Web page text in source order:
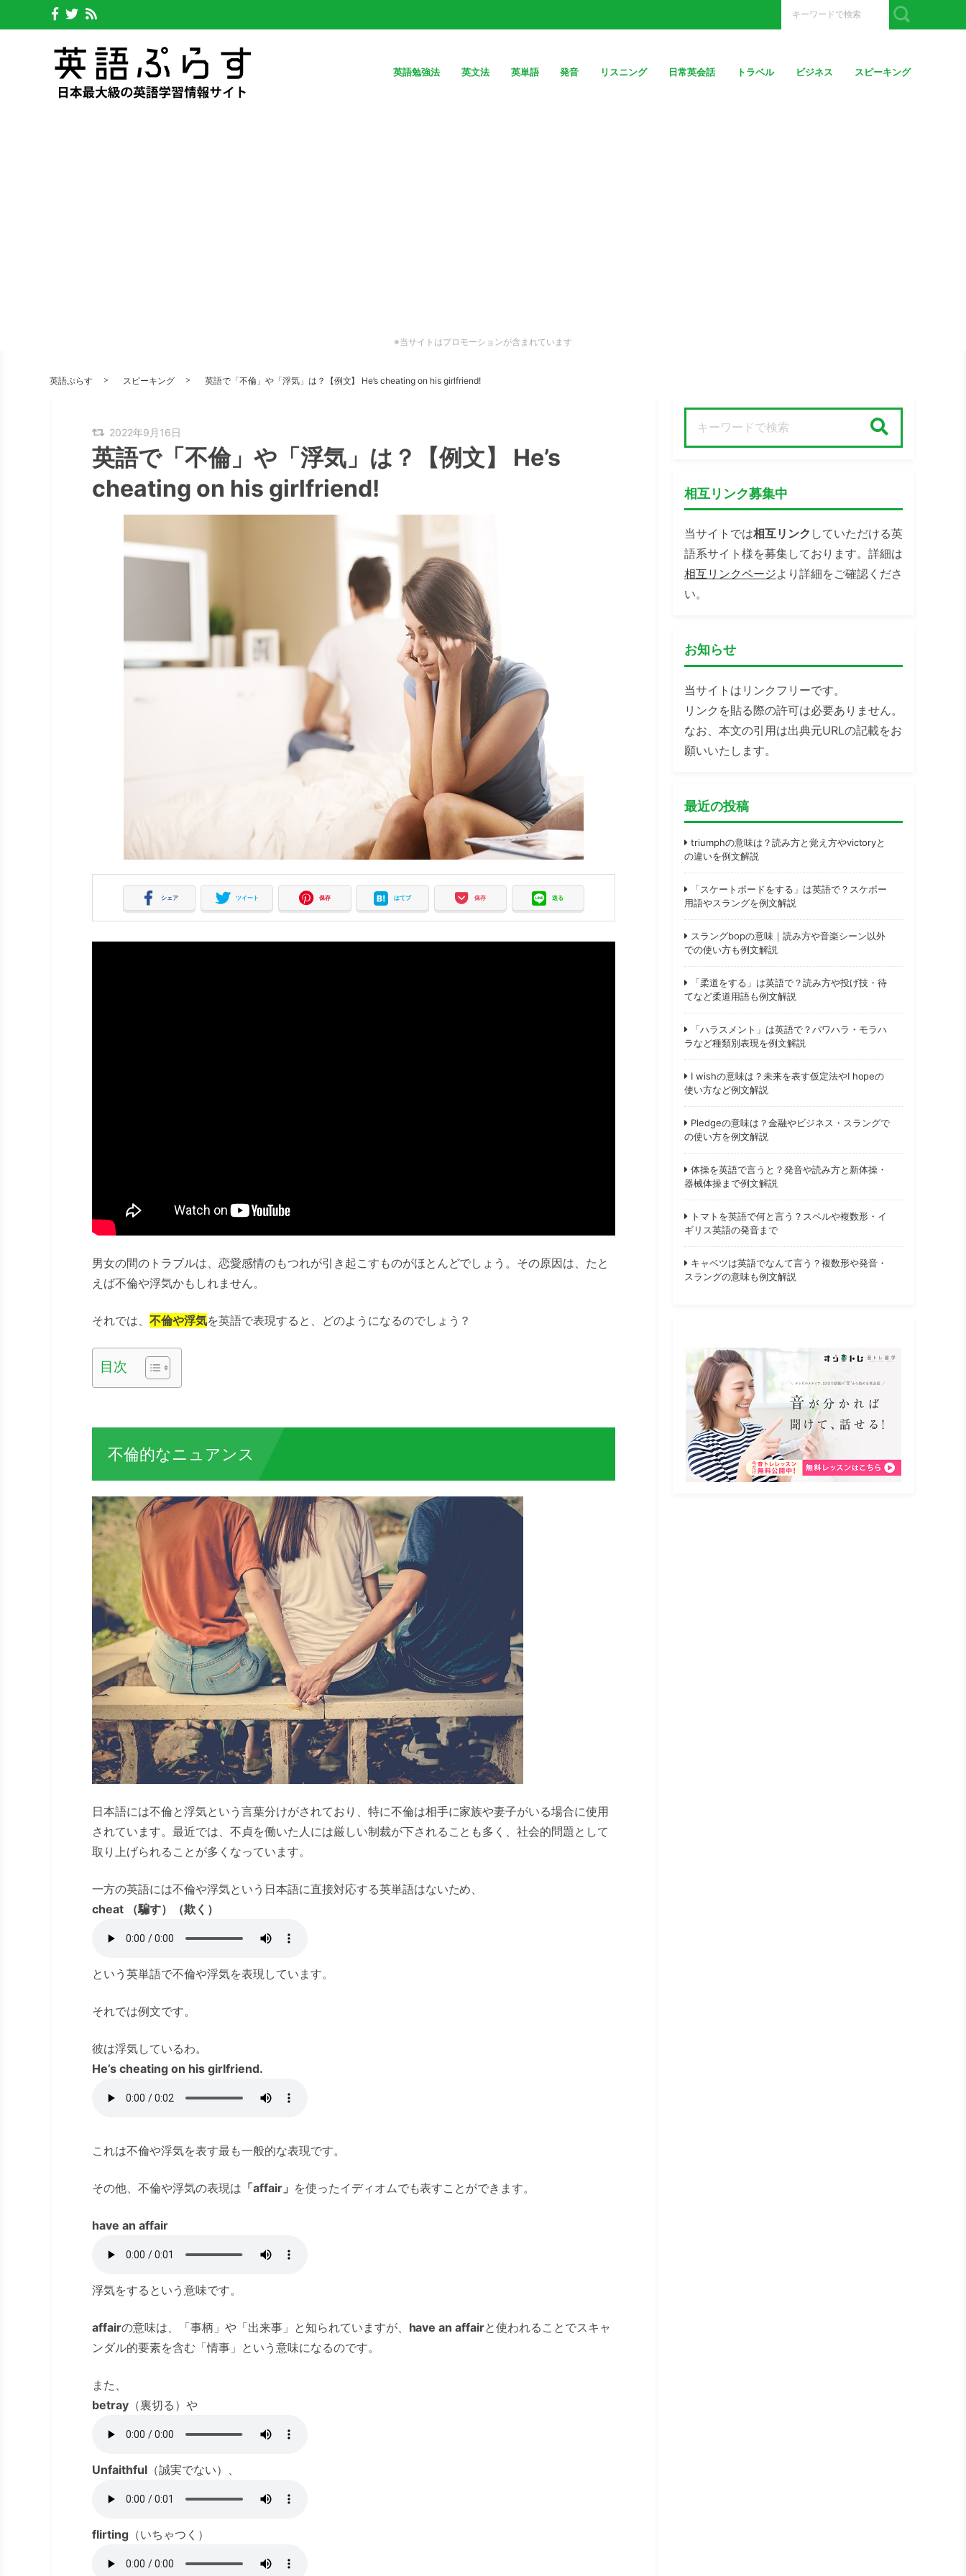
英語勉強法 英文法 英単語 発音 リスニング 日常英会話 トラベル ビジネス スピーキング
※当サイトはプロモーションが含まれています
英語ぷらす スピーキング 英語で「不倫」や「浮気」は？【例文】 He’s cheating on his girlfriend!
2022年9月16日
英語で「不倫」や「浮気」は？【例文】 He’s
cheating on his girlfriend!
シェア ツイート 保存 はてブ 保存 送る
男女の間のトラブルは、恋愛感情のもつれが引き起こすものがほとんどでしょう。その原因は、たと
えば不倫や浮気かもしれません。
それでは、 不倫や浮気を英語で表現すると、どのようになるのでしょう？
目次
不倫的なニュアンス
日本語には不倫と浮気という言葉分けがされており、特に不倫は相手に家族や妻子がいる場合に使用
されています。最近では、不貞を働いた人には厳しい制裁が下されることも多く、社会的問題として
取り上げられることが多くなっています。
一方の英語には不倫や浮気という日本語に直接対応する英単語はないため、
cheat （騙す）（欺く）
という英単語で不倫や浮気を表現しています。
それでは例文です。
彼は浮気しているわ。
He’s cheating on his girlfriend.
これは不倫や浮気を表す最も一般的な表現です。
その他、不倫や浮気の表現は 「affair」 を使ったイディオムでも表すことができます。
have an affair
浮気をするという意味です。
affairの意味は、「事柄」や「出来事」と知られていますが、 have an affairと使われることでスキャ
ンダル的要素を含む「情事」という意味になるのです。
また、
betray（裏切る）や
Unfaithful（誠実でない）、
flirting（いちゃつく）
相互リンク募集中
当サイトでは相互リンク していただける英
語系サイト様を募集しております。詳細は
相互リンクページより詳細をご確認くださ
い。
お知らせ
当サイトはリンクフリーです。
リンクを貼る際の許可は必要ありません。
なお、本文の引用は出典元URLの記載をお
願いいたします。
最近の投稿
triumphの意味は？読み方と覚え方やvictoryと
の違いを例文解説
「スケートボードをする」は英語で？スケボー
用語やスラングを例文解説
スラングbopの意味｜読み方や音楽シーン以外
での使い方も例文解説
「柔道をする」は英語で？読み方や投げ技・待
てなど柔道用語も例文解説
「ハラスメント」は英語で？パワハラ・モラハ
ラなど種類別表現を例文解説
I wishの意味は？未来を表す仮定法やI hopeの
使い方など例文解説
Pledgeの意味は？金融やビジネス・スラングで
の使い方を例文解説
体操を英語で言うと？発音や読み方と新体操・
器械体操まで例文解説
トマトを英語で何と言う？スペルや複数形・イ
ギリス英語の発音まで
キャベツは英語でなんて言う？複数形や発音・
スラングの意味も例文解説